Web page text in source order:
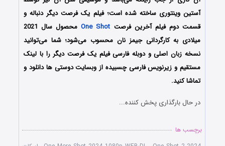
آستین وینتوری ساخته شده است؛ فیلم یک فرصت دیگر دنباله و
قسمت دوم فیلم آخرین فرصت One Shot
محصول سال 2021
میلادی به کارگردانی جیمز نان محسوب می‌شود؛ شما می‌توانید
نسخه زبان اصلی و دوبله فارسی فیلم یک فرصت دیگر را با ‌لینک
مستقیم و زیرنویس فارسی چسبیده از وبسایت دوستی ها دانلود و
تماشا کنید.
در حال بارگذاری پخش کننده...
برچسب ها